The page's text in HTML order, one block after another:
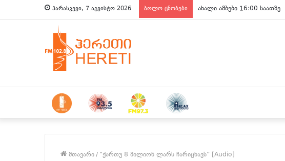
პარასკევი, 7 აგვისტო 2026 ბოლო ცნობები ახალი ამბები 16:00 საათზე
მთავარი/ “ქართუ 8 მილიონ ლარს ჩარიცხავს” [Audio]